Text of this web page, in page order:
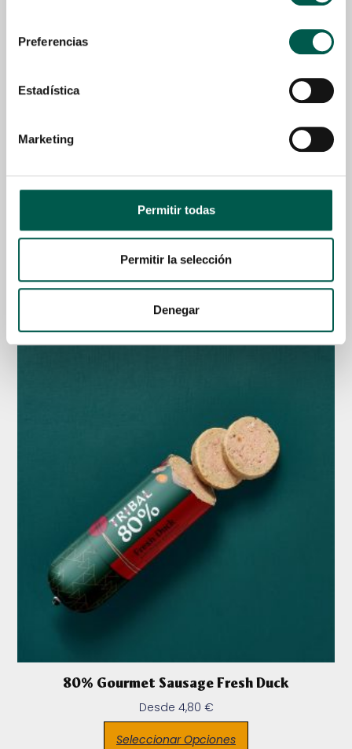
Preferencias
Estadística
Marketing
Permitir todas
Permitir la selección
Denegar
80% Gourmet Sausage Fresh Turkey
Desde4,50€
Seleccionar Opciones
80% Gourmet Sausage Fresh Duck
Desde 4,80 €
Seleccionar Opciones